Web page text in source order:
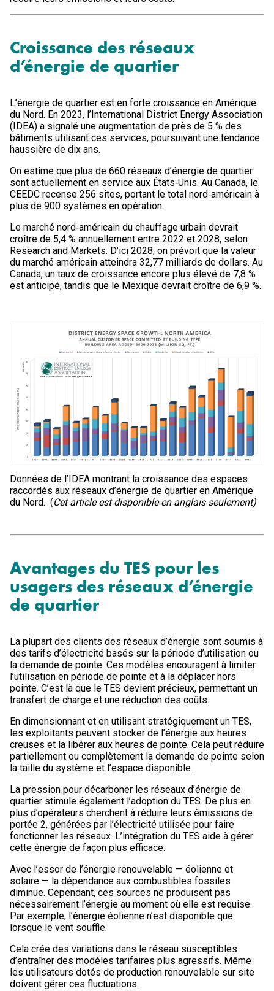
Croissance des réseaux
d’énergie de quartier
L’énergie de quartier est en forte croissance en Amérique
du Nord. En 2023, l’International District Energy Association
(IDEA) a signalé une augmentation de près de 5 % des
bâtiments utilisant ces services, poursuivant une tendance
haussière de dix ans.
On estime que plus de 660 réseaux d’énergie de quartier
sont actuellement en service aux États‑Unis. Au Canada, le
CEEDC recense 256 sites, portant le total nord‑américain à
plus de 900 systèmes en opération.
Le marché nord‑américain du chauffage urbain devrait
croître de 5,4 % annuellement entre 2022 et 2028, selon
Research and Markets. D’ici 2028, on prévoit que la valeur
du marché américain atteindra 32,77 milliards de dollars. Au
Canada, un taux de croissance encore plus élevé de 7,8 %
est anticipé, tandis que le Mexique devrait croître de 6,9 %.
Données de l’IDEA montrant la croissance des espaces
raccordés aux réseaux d’énergie de quartier en Amérique
du Nord. (Cet article est disponible en anglais seulement)
Avantages du TES pour les
usagers des réseaux d’énergie
de quartier
La plupart des clients des réseaux d’énergie sont soumis à
des tarifs d’électricité basés sur la période d’utilisation ou
la demande de pointe. Ces modèles encouragent à limiter
l’utilisation en période de pointe et à la déplacer hors
pointe. C’est là que le TES devient précieux, permettant un
transfert de charge et une réduction des coûts.
En dimensionnant et en utilisant stratégiquement un TES,
les exploitants peuvent stocker de l’énergie aux heures
creuses et la libérer aux heures de pointe. Cela peut réduire
partiellement ou complètement la demande de pointe selon
la taille du système et l’espace disponible.
La pression pour décarboner les réseaux d’énergie de
quartier stimule également l’adoption du TES. De plus en
plus d’opérateurs cherchent à réduire leurs émissions de
portée 2, générées par l’électricité utilisée pour faire
fonctionner les réseaux. L’intégration du TES aide à gérer
cette énergie de façon plus efficace.
Avec l’essor de l’énergie renouvelable — éolienne et
solaire — la dépendance aux combustibles fossiles
diminue. Cependant, ces sources ne produisent pas
nécessairement l’énergie au moment où elle est requise.
Par exemple, l’énergie éolienne n’est disponible que
lorsque le vent souffle.
Cela crée des variations dans le réseau susceptibles
d’entraîner des modèles tarifaires plus agressifs. Même
les utilisateurs dotés de production renouvelable sur site
doivent gérer ces fluctuations.